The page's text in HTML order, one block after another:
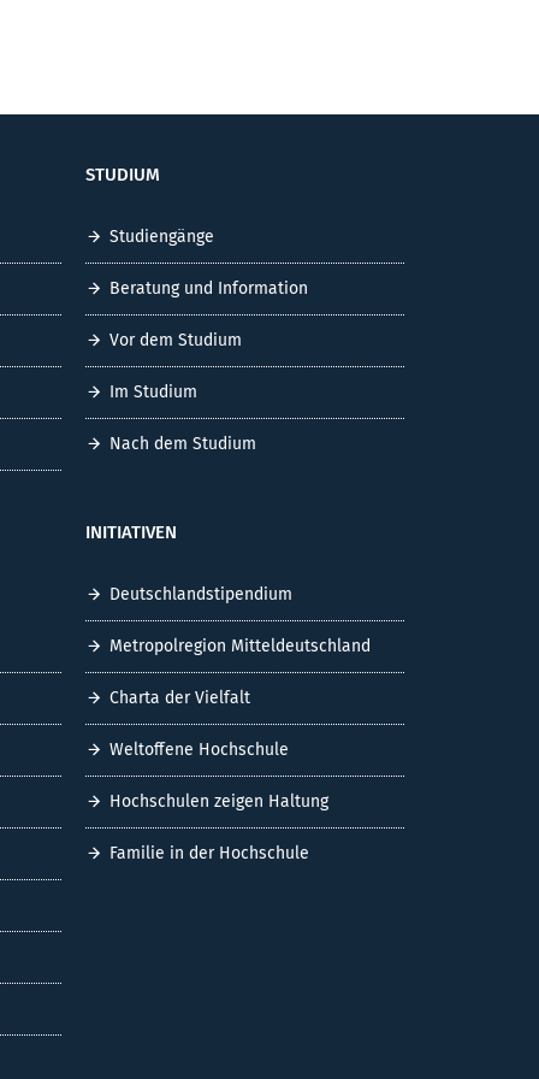
STUDIUM
Studiengänge
Beratung und Information
Vor dem Studium
Im Studium
Nach dem Studium
INITIATIVEN
Deutschlandstipendium
Metropolregion Mitteldeutschland
Charta der Vielfalt
Weltoffene Hochschule
Hochschulen zeigen Haltung
Familie in der Hochschule